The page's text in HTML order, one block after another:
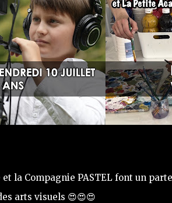
et la Compagnie PASTEL font un
arts visuels 😍😍😍